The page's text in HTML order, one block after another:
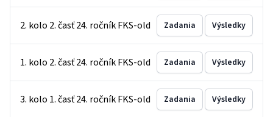
2. kolo 2. časť 24. ročník FKS-old Zadania Výsledky
1. kolo 2. časť 24. ročník FKS-old Zadania Výsledky
3. kolo 1. časť 24. ročník FKS-old Zadania Výsledky